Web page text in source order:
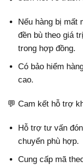
Nếu hàng bị mất
đền bù theo giá
trong hợp đồng.
Có bảo hiểm
cao.
💬 Cam kết hỗ trợ
Hỗ trợ tư vấn
chuyển phù hợp.
Cung cấp mã